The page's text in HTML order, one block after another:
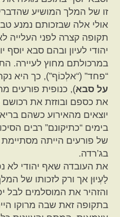
זו של המלך המושיע
אולי אלה שבזכותם נמנע
יהודי לעיון ובהם סבא
במרכולתם מחוץ לעיירה.
“פחד” (“אלְכוֹף”), כך היא
על סבא), כנופית פורעים
את כספם ובוזזת את
יוצאים מהאירוע כשהם
בימים “כתיקונם” רבים
של פורעים הייתה
בג’רדה.
את העובדה שאף יהודי לא
לָעְיוּן אך ורק לזכותו של
והזהיר את המוסלמים לבל
בתקופה זאת שבה מרוקו